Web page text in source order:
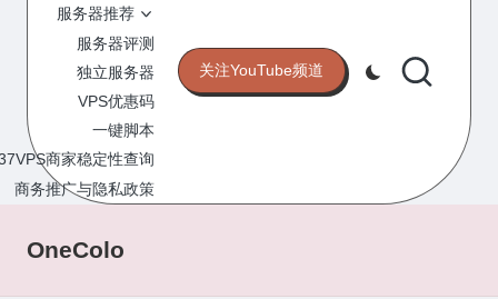
V
P
S
主
机
评
测
VPS
网
站
服务器推荐
服务器评测
独立服务器
VPS优惠码
一键脚本
商家稳定性查询
商务推广与隐私政策
关注YouTube频道
OneColo